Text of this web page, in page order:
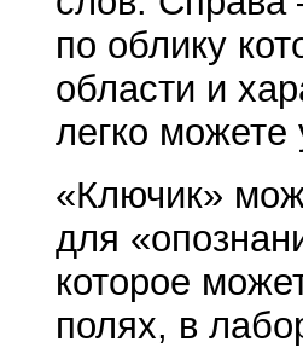
по облику
области и
легко можете
«Ключик»
для
которое
полях, в